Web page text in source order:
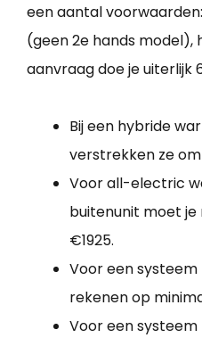
een aantal
(geen 2e hands model),
aanvraag doe je uiterlijk
Bij een hybride
verstrekken ze om
Voor all-electric
buitenunit moet
€1925.
Voor een
rekenen op
Voor een